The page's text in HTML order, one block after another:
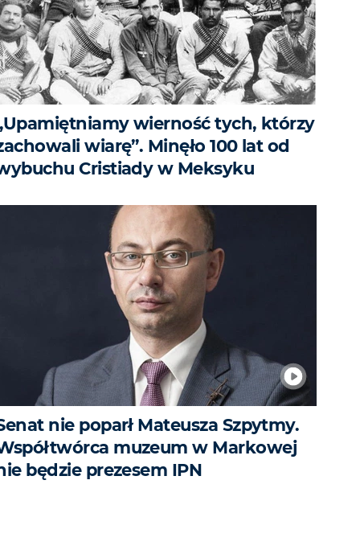
wierność tych, którzy
wiarę”. Minęło 100 lat od
Cristiady w Meksyku
nie poparł Mateusza Szpytmy.
muzeum w Markowej
będzie prezesem IPN